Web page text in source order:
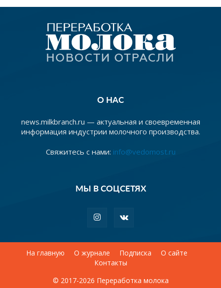
О НАС
news.milkbranch.ru — актуальная и своевременная
информация индустрии молочного производства.
Свяжитесь с нами: info@vedomost.ru
МЫ В СОЦСЕТЯХ
На главную О журнале Подписка
О сайте
Контакты
© 2017-2026 Переработка молока